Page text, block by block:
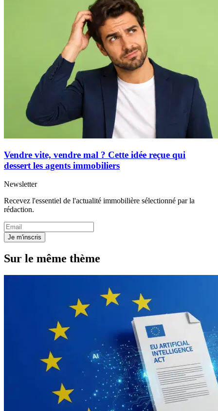
Vendre vite, vendre mal ? Cette idée reçue qui
dessert les agents immobiliers
Newsletter
Recevez l'essentiel de l'actualité immobilière sélectionné par la
rédaction.
Je m'inscris
Sur le même thème